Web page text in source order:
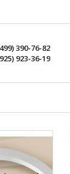
390-76-82
923-36-19